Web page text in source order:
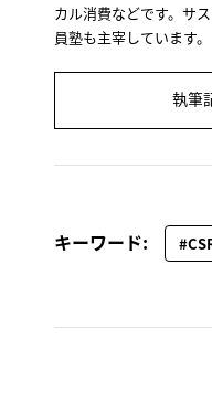
カル消費などです。サ
員塾も主宰しています。
執筆
キーワード: